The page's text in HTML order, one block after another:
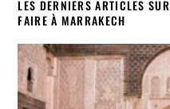
LES DERNIERS ARTICLES
FAIRE À MARRAKECH